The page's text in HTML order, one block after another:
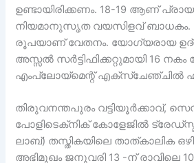
ഉണ്ടായിരിക്കണം. 18-19 ആണ്
നിയമാനുസൃത വയസിളവ് ബാധകം.
രൂപയാണ് വേതനം. യോഗ്യരായ
അസ്സൽ സർട്ടിഫിക്കറ്റുമായി 16 നകം
എംപ്ലോയ്‌മെന്റ് എക്‌സ്‌ചേഞ്ചിൽ
തിരുവനന്തപുരം വട്ടിയൂർക്കാവ്,
പോളിടെക്‌നിക്‌ കോളേജിൽ
ലാബ്) തസ്തികയിലെ താത്കാലിക
അഭിമുഖം ജനുവരി 13 -ന് രാവിലെ